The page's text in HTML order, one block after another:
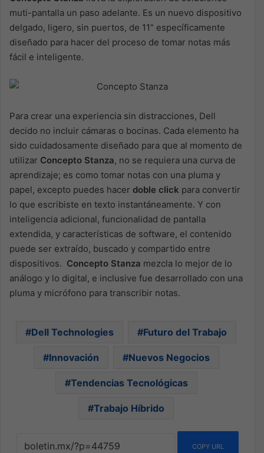
muti-pantalla un paso adelante. Es un nuevo dispositivo
delgado, ligero, sin puertos, de 11” específicamente
diseñado para hacer del proceso de tomar notas más
fácil e inteligente.
Para crear una experiencia sin distracciones, Dell
decido no incluir cámaras o bocinas. Cada elemento ha
sido cuidadosamente diseñado para que al momento de
utilizar Concepto Stanza, no se requiera una curva de
aprendizaje; es como tomar notas con una pluma y
papel, excepto puedes hacer doble click para convertir
lo que escribiste en texto instantáneamente. Y con
inteligencia adicional, funcionalidad de pantalla
extendida, y características de software, el contenido
puede ser extraído, buscado y compartido entre
dispositivos. Concepto Stanza mezcla lo mejor de lo
análogo y lo digital, e inclusive fue desarrollado con una
pluma y micrófono para transcribir notas.
Dell Technologies Futuro del Trabajo
Innovación Nuevos Negocios
Tendencias Tecnológicas
Trabajo Híbrido
COPY URL